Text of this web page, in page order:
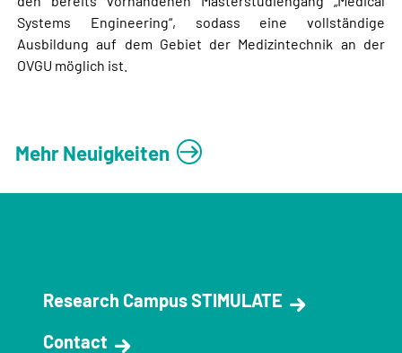
Systems Engineering“, sodass eine vollständige
Ausbildung auf dem Gebiet der Medizintechnik an der
OVGU möglich ist.
Mehr Neuigkeiten
Research Campus STIMULATE
Contact